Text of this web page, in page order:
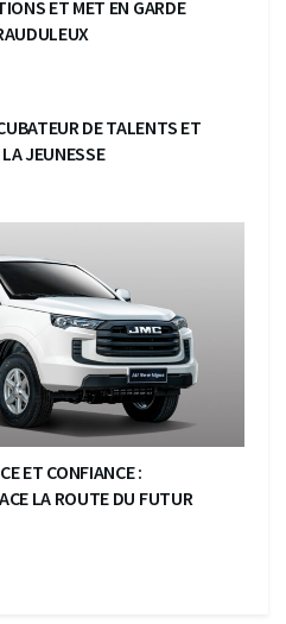
ET MET EN GARDE
DE TALENTS ET
JEUNESSE
ET CONFIANCE :
LA ROUTE DU FUTUR